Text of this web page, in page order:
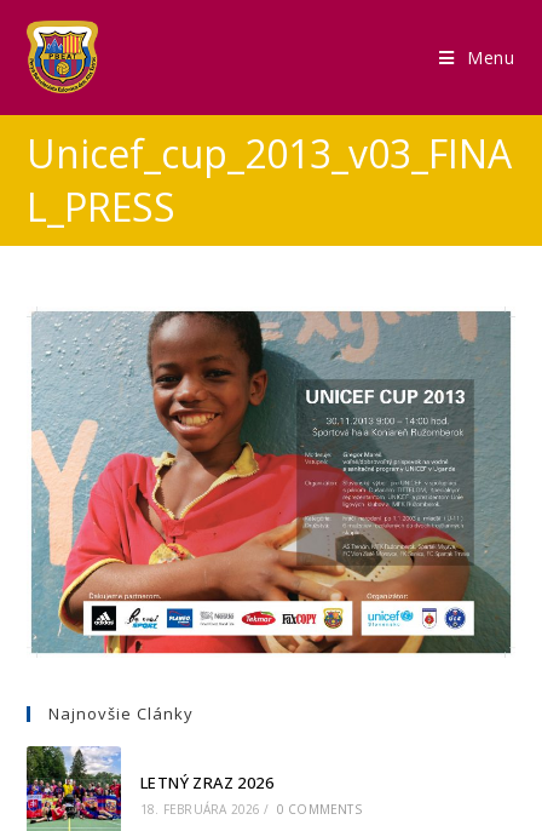
Menu
Unicef_cup_2013_v03_FINA
L_PRESS
Najnovšie Clánky
LETNÝ ZRAZ 2026
18. FEBRUÁRA 2026 / 0 COMMENTS